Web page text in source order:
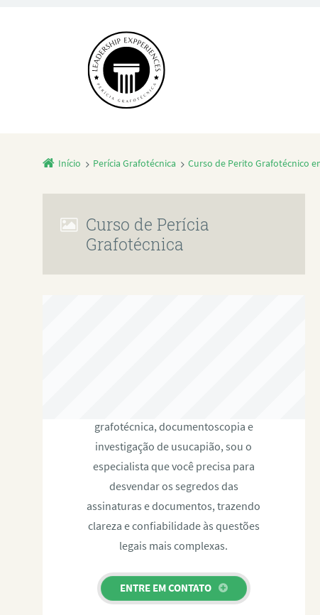
Início Perícia Grafotécnica Curso de Perito Grafotécnico
Curso de Perícia
Grafotécnica
grafotécnica, documentoscopia e
investigação de usucapião, sou o
especialista que você precisa para
desvendar os segredos das
assinaturas e documentos, trazendo
clareza e confiabilidade às questões
legais mais complexas.
ENTRE EM CONTATO